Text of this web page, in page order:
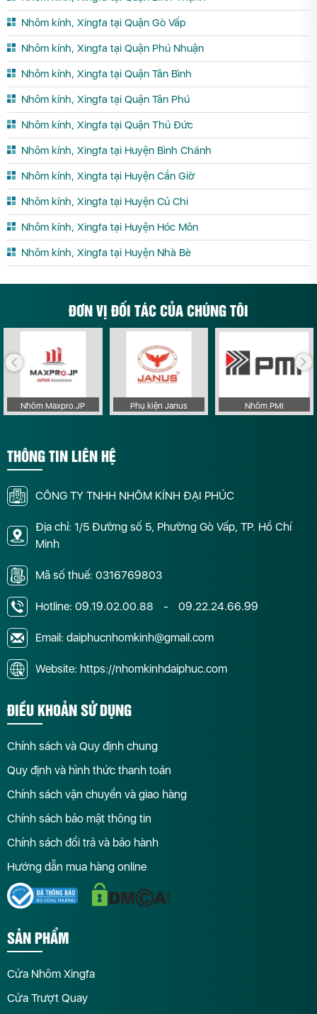
Nhôm kính, Xingfa tại Quận Gò Vấp
Nhôm kính, Xingfa tại Quận Phú Nhuận
Nhôm kính, Xingfa tại Quận Tân Bình
Nhôm kính, Xingfa tại Quận Tân Phú
Nhôm kính, Xingfa tại Quận Thủ Đức
Nhôm kính, Xingfa tại Huyện Bình Chánh
Nhôm kính, Xingfa tại Huyện Cần Giờ
Nhôm kính, Xingfa tại Huyện Củ Chi
Nhôm kính, Xingfa tại Huyện Hóc Môn
Nhôm kính, Xingfa tại Huyện Nhà Bè
ĐƠN VỊ ĐỐI TÁC CỦA CHÚNG TÔI
Nhôm Maxpro.JP Phụ kiện Janus Nhôm PMI
THÔNG TIN LIÊN HỆ
CÔNG TY TNHH NHÔM KÍNH ĐẠI PHÚC
Địa chỉ: 1/5 Đường số 5, Phường Gò Vấp, TP. Hồ Chí
Minh
Mã số thuế: 0316769803
Hotline: 09.19.02.00.88 - 09.22.24.66.99
Email: daiphucnhomkinh@gmail.com
Website: https://nhomkinhdaiphuc.com
ĐIỀU KHOẢN SỬ DỤNG
Chính sách và Quy định chung
Quy định và hình thức thanh toán
Chính sách vận chuyển và giao hàng
Chính sách bảo mật thông tin
Chính sách đổi trả và bảo hành
Hướng dẫn mua hàng online
SẢN PHẨM
Cửa Nhôm Xingfa
Cửa Trượt Quay